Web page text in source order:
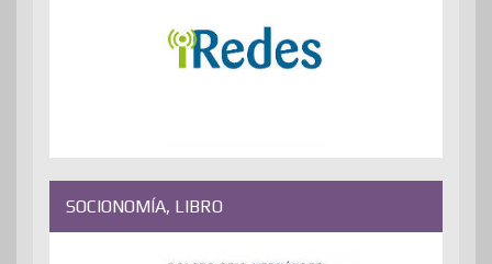
SOCIONOMÍA, LIBRO